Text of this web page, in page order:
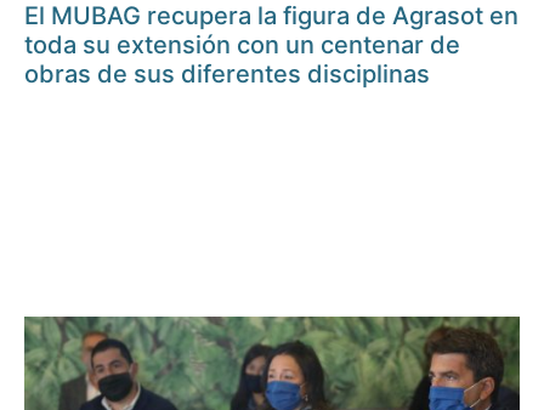
El MUBAG recupera la figura de Agrasot en
toda su extensión con un centenar de
obras de sus diferentes disciplinas